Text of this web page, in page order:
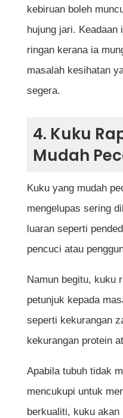
kebiruan boleh
hujung jari. Keadaan
ringan kerana ia
masalah kesihatan
segera.
4. Kuku
Mudah
Kuku yang mudah
mengelupas sering
luaran seperti
pencuci atau
Namun begitu, kuku
petunjuk kepada
seperti kekurangan
kekurangan protein
Apabila tubuh tidak
mencukupi untuk
berkualiti, kuku akan